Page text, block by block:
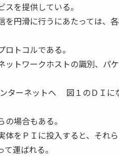
を提供している。
円滑に行うにあたっては、
トコルである。
トワークホストの識別、パ
ターネットへ 図１のＤＩに
場合もある。
をＰＩに投入すると、それ
運ばれる。